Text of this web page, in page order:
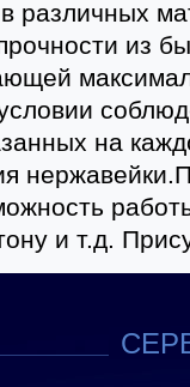
различных
из
на
и т.д.